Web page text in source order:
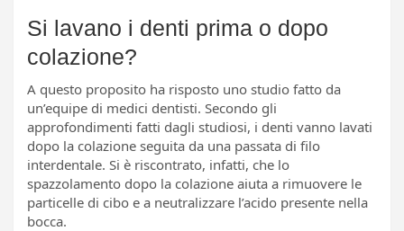
Si lavano i denti prima o dopo
colazione?
A questo proposito ha risposto uno studio fatto da
un’equipe di medici dentisti. Secondo gli
approfondimenti fatti dagli studiosi, i denti vanno lavati
dopo la colazione seguita da una passata di filo
interdentale. Si è riscontrato, infatti, che lo
spazzolamento dopo la colazione aiuta a rimuovere le
particelle di cibo e a neutralizzare l’acido presente nella
bocca.